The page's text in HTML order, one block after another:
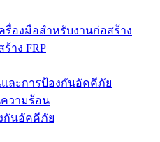
รื่องมือสำหรับงานก่อสร้าง
าง FRP
ละการป้องกันอัคคีภัย
วามร้อน
นอัคคีภัย